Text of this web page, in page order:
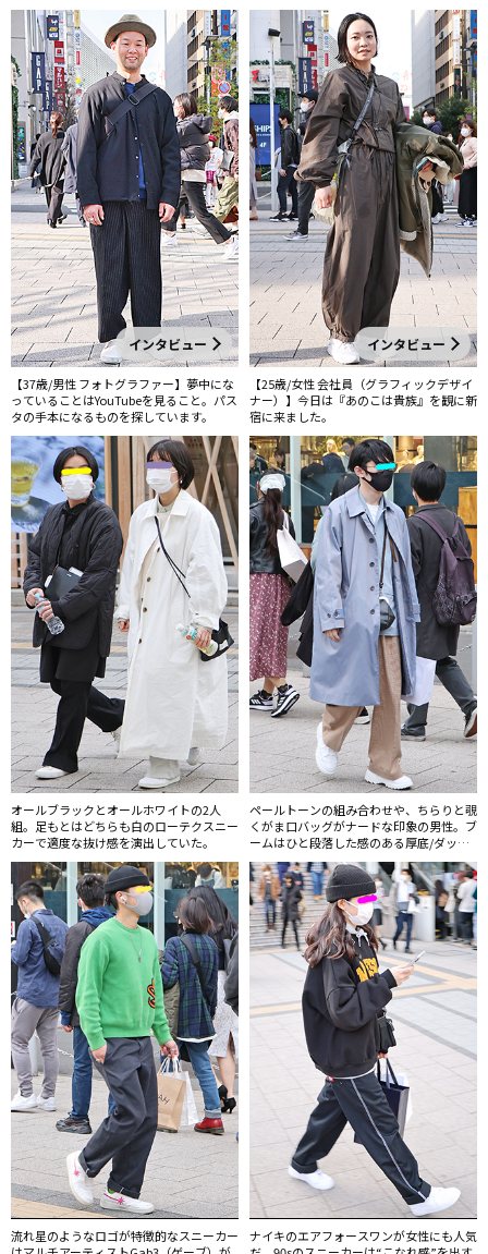
インタビュー
【37歳/男性 フォトグラファー】夢中にな
っていることはYouTubeを見ること。パス
タの手本になるものを探しています。
インタビュー
【25歳/女性 会社員（グラフィックデザイ
ナー）】今日は『あのこは貴族』を観に新
宿に来ました。
オールブラックとオールホワイトの2人
組。足もとはどちらも白のローテクスニー
カーで適度な抜け感を演出していた。
ペールトーンの組み合わせや、ちらりと覗
くがま口バッグがナードな印象の男性。ブ
ームはひと段落した感のある厚底/ダッド
スニーカーだが10～20代には定着してい
る。
流れ星のようなロゴが特徴的なスニーカー
ナイキのエアフォースワンが女性にも人気